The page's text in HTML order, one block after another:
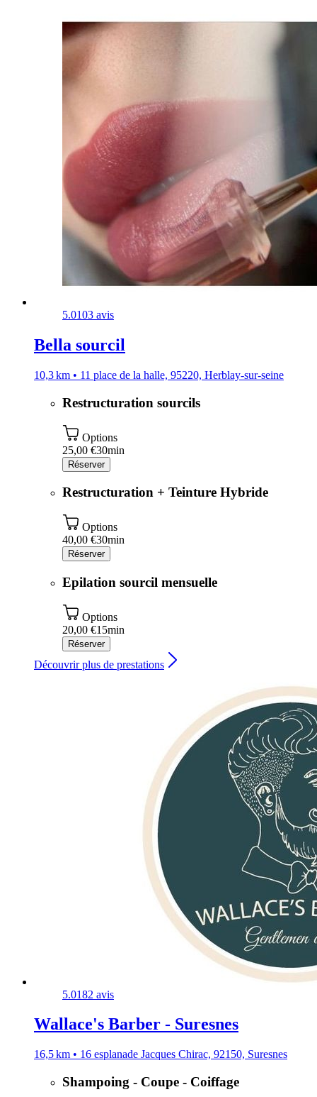
5.0103 avis
Bella sourcil
10,3 km • 11 place de la halle, 95220, Herblay-sur-seine
Restructuration sourcils
Options
25,00 €30min
Réserver
Restructuration + Teinture Hybride
Options
40,00 €30min
Réserver
Epilation sourcil mensuelle
Options
20,00 €15min
Réserver
Découvrir plus de prestations
5.0182 avis
Wallace's Barber - Suresnes
16,5 km • 16 esplanade Jacques Chirac, 92150, Suresnes
Shampoing - Coupe - Coiffage